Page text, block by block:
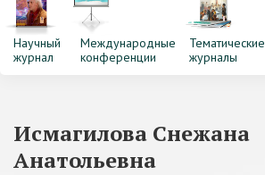
Научный
журнал
Международные
конференции
Тематические
журналы
Исмагилова Снежана
Анатольевна